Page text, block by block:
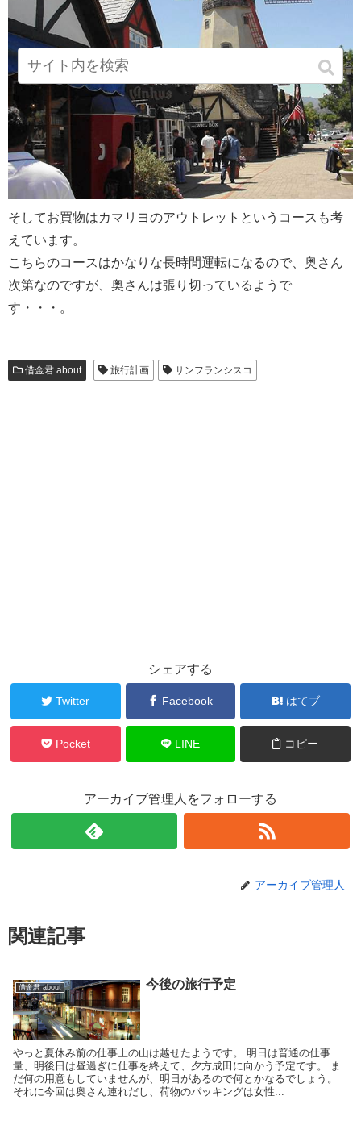
そしてお買物はカマリヨのアウトレットというコースも考
えています。
こちらのコースはかなりな長時間運転になるので、奥さん
次第なのですが、奥さんは張り切っているようで
す・・・。
借金君 about 旅行計画 サンフランシスコ
シェアする
Twitter Facebook はてブ
Pocket LINE コピー
アーカイブ管理人をフォローする
アーカイブ管理人
関連記事
借金君 about 今後の旅行予定
やっと夏休み前の仕事上の山は越せたようです。 明日は普通の仕事
量、明後日は昼過ぎに仕事を終えて、夕方成田に向かう予定です。 ま
だ何の用意もしていませんが、明日があるので何とかなるでしょう。
それに今回は奥さん連れだし、荷物のパッキングは女性...